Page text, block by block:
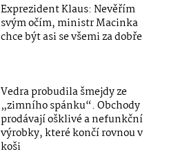
Exprezident Klaus: Nevěřím
svým očím, ministr Macinka
chce být asi se všemi za dobře
Vedra probudila šmejdy ze
„zimního spánku“. Obchody
prodávají ošklivé a nefunkční
výrobky, které končí rovnou v
koši